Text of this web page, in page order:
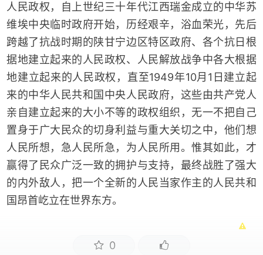
人民政权，自上世纪三十年代江西瑞金成立的中华苏
维埃中央临时政府开始，历经艰辛，浴血荣光，先后
跨越了抗战时期的陕甘宁边区特区政府、各个抗日根
据地建立起来的人民政权、人民解放战争中各大根据
地建立起来的人民政权，直至1949年10月1日建立起
来的中华人民共和国中央人民政府，这些由共产党人
亲自建立起来的大小不等的政权组织，无一不把自己
置身于广大民众的切身利益与重大关切之中，他们想
人民所想，急人民所急，为人民所用。惟其如此，才
赢得了民众广泛一致的拥护与支持，最终战胜了强大
的内外敌人，把一个全新的人民当家作主的人民共和
国昂首屹立在世界东方。
0